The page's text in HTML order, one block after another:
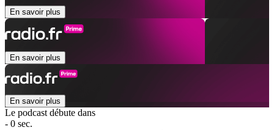
En savoir plus
En savoir plus
En savoir plus
Le podcast débute dans
- 0 sec.